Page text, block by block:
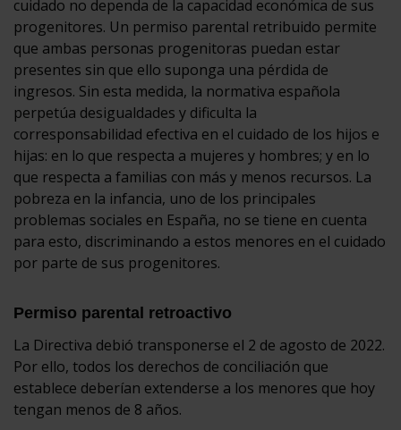
cuidado no dependa de la capacidad económica de sus
progenitores. Un permiso parental retribuido permite
que ambas personas progenitoras puedan estar
presentes sin que ello suponga una pérdida de
ingresos. Sin esta medida, la normativa española
perpetúa desigualdades y dificulta la
corresponsabilidad efectiva en el cuidado de los hijos e
hijas: en lo que respecta a mujeres y hombres; y en lo
que respecta a familias con más y menos recursos. La
pobreza en la infancia, uno de los principales
problemas sociales en España, no se tiene en cuenta
para esto, discriminando a estos menores en el cuidado
por parte de sus progenitores.
Permiso parental retroactivo
La Directiva debió transponerse el 2 de agosto de 2022.
Por ello, todos los derechos de conciliación que
establece deberían extenderse a los menores que hoy
tengan menos de 8 años.